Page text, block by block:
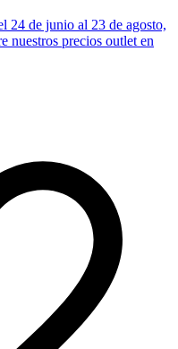
24 de junio al 23 de agosto,
nuestros precios outlet en